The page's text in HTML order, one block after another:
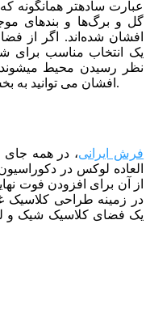
عبارت ساده­تر همان­گونه
گل و برگ‌ها و بندهای
افشان شده‌اند. اگر از
یک انتخاب مناسب برای
نظر رسیدن محیط
افشان می توانید به مراجعه کنید.
فرش ایرانی، در همه جای
العاده لوکس در
از آن برای افزودن فوت
در زمینه طراحی کلاسیک
یک فضای کلاسیک شیک و